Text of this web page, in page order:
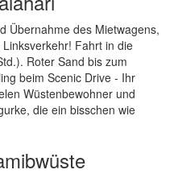
Übernahme des Mietwagens,
Fahrt in die
Roter Sand bis zum
beim Scenic Drive - Ihr
Wüstenbewohner und
die ein bisschen wie